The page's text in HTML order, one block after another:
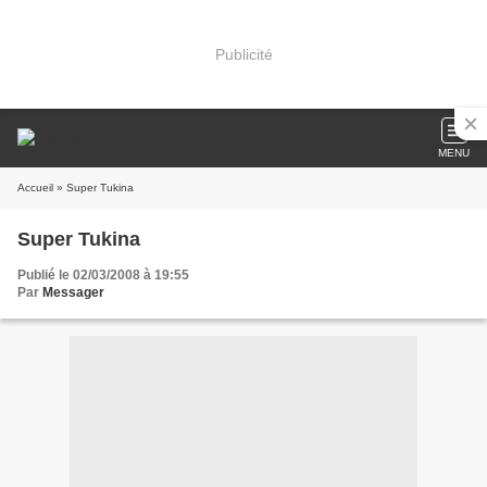
Publicité
MENU
Accueil » Super Tukina
Super Tukina
Publié le 02/03/2008 à 19:55
Par Messager